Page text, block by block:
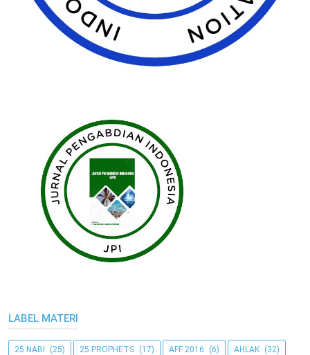
LABEL MATERI
25 NABI (25) 25 PROPHETS (17) AFF 2016 (6) AHLAK (32)